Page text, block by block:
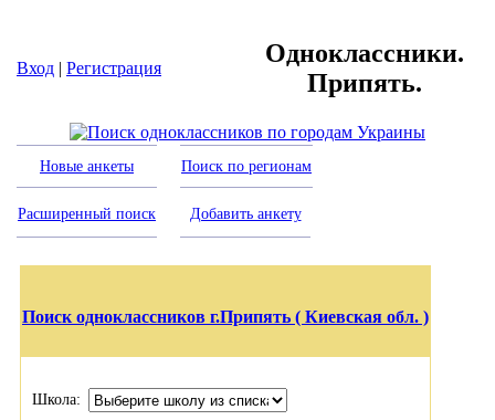
Вход | Регистрация
Одноклассники.
Припять.
Новые анкеты Поиск по регионам
Расширенный поиск Добавить анкету
Поиск одноклассников г.Припять ( Киевская обл. )
Школа: